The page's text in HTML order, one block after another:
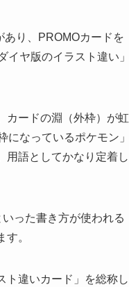
り、PROMOカードを
ヤ版のイラスト違い」
カードの淵（外枠）が虹
なっているポケモン」
用語としてかなり定着し
った書き方が使われる
。
ト違いカード」を総称し